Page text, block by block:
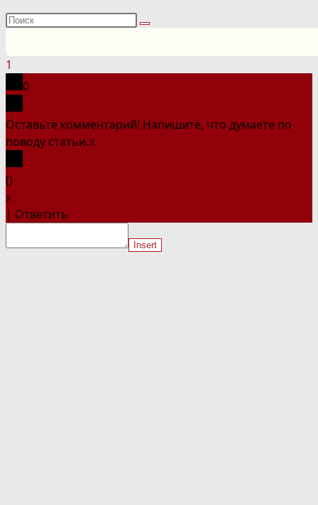
Поиск
1
0
Оставьте комментарий! Напишите, что думаете по
поводу статьи.x
()
x
| Ответить
Insert